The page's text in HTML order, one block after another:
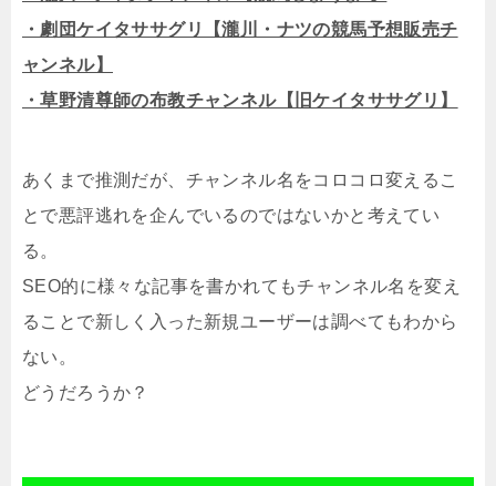
・劇団ケイタササグリ【瀧川・ナツの競馬予想販売チ
ャンネル】
・草野清尊師の布教チャンネル【旧ケイタササグリ】
あくまで推測だが、チャンネル名をコロコロ変えるこ
とで悪評逃れを企んでいるのではないかと考えてい
る。
SEO的に様々な記事を書かれてもチャンネル名を変え
ることで新しく入った新規ユーザーは調べてもわから
ない。
どうだろうか？